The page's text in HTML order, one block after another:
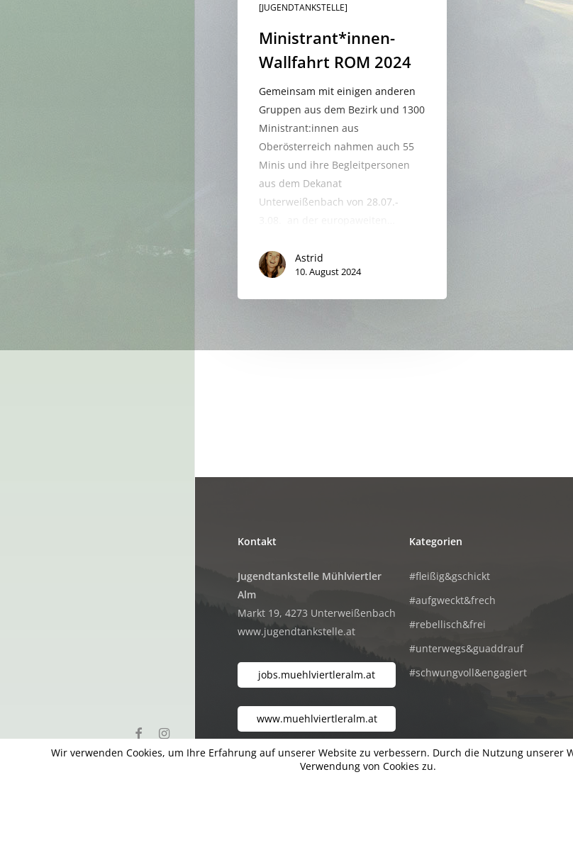
facebookinstagram
[JUGENDTANKSTELLE]
Ministrant*innen-
Wallfahrt ROM 2024
Gemeinsam mit einigen anderen
Gruppen aus dem Bezirk und 1300
Ministrant:innen aus
Oberösterreich nahmen auch 55
Minis und ihre Begleitpersonen
aus dem Dekanat
Unterweißenbach von 28.07.-
Astrid
10. August 2024
Kontakt
Jugendtankstelle Mühlviertler
Alm
Markt 19, 4273 Unterweißenbach
www.jugendtankstelle.at
jobs.muehlviertleralm.at
www.muehlviertleralm.at
Kategorien
#fleißig&gschickt
#aufgweckt&frech
#rebellisch&frei
#unterwegs&guaddrauf
#schwungvoll&engagiert